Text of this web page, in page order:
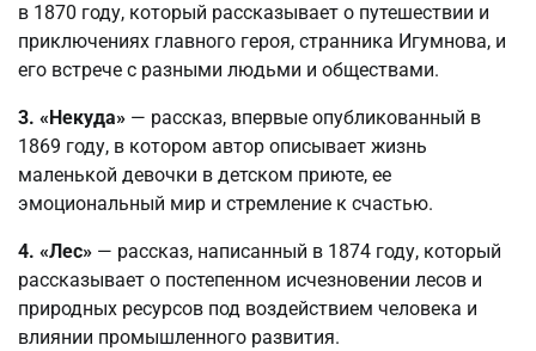
в 1870 году, который рассказывает о путешествии и
приключениях главного героя, странника Игумнова, и
его встрече с разными людьми и обществами.
3. «Некуда» — рассказ, впервые опубликованный в
1869 году, в котором автор описывает жизнь
маленькой девочки в детском приюте, ее
эмоциональный мир и стремление к счастью.
4. «Лес» — рассказ, написанный в 1874 году, который
рассказывает о постепенном исчезновении лесов и
природных ресурсов под воздействием человека и
влиянии промышленного развития.